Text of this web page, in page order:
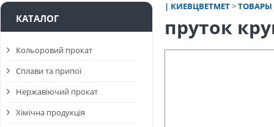
| КИЕВЦВЕТМЕТ>ТОВАРЫ
пруток
КАТАЛОГ
Кольоровий прокат
Сплави та припої
Нержавіючий прокат
Хімічна продукція